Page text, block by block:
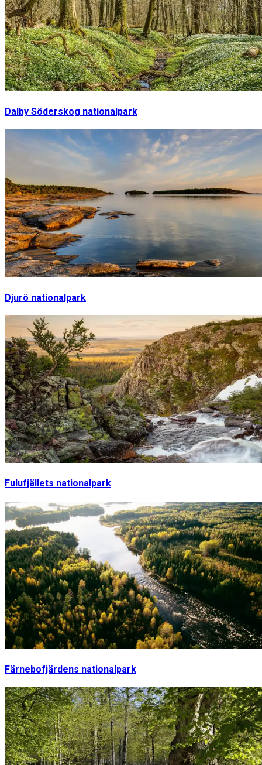
Dalby Söderskog nationalpark
Djurö nationalpark
Fulufjällets nationalpark
Färnebofjärdens nationalpark